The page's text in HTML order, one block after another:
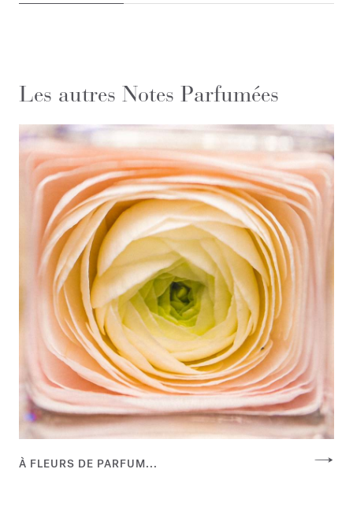
Les autres Notes Parfumées
À FLEURS DE PARFUM...